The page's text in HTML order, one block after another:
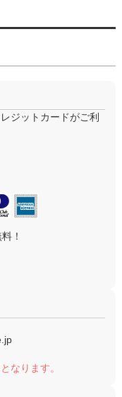
ジットカードがご利
！
なります。